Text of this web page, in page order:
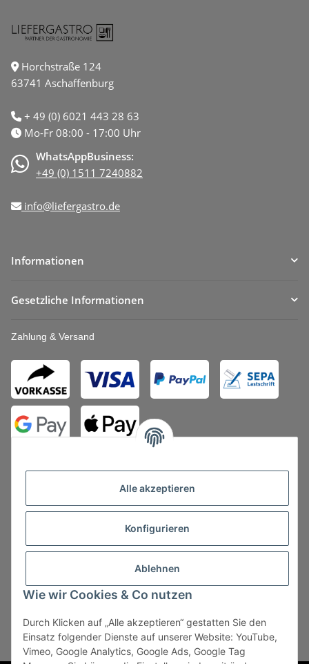
Alle akzeptieren
Konfigurieren
Ablehnen
Wie wir Cookies & Co nutzen
Durch Klicken auf „Alle akzeptieren“ gestatten Sie den
Einsatz folgender Dienste auf unserer Website: YouTube,
Vimeo, Google Analytics, Google Ads, Google Tag
Horchstraße 124
63741 Aschaffenburg
+ 49 (0) 6021 443 28 63
Mo-Fr 08:00 - 17:00 Uhr
WhatsAppBusiness:
+49 (0) 1511 7240882
info@liefergastro.de
Informationen
Gesetzliche Informationen
Zahlung & Versand
Vertrag widerrufen
* Alle Preise zzgl. gesetzlicher USt., zzgl.Versand, zzgl.
Mindermengenzuschlag